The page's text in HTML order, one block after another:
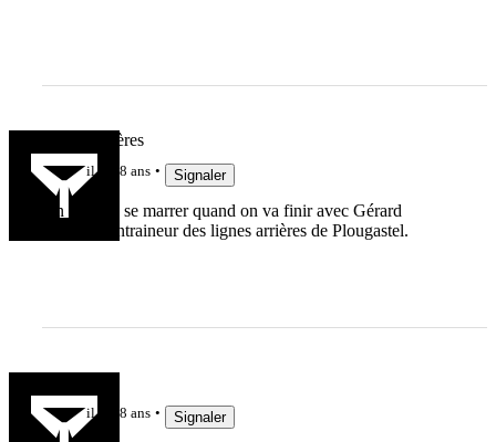
Team Viscères
il y a 8 ans Signaler
On va bien se marrer quand on va finir avec Gérard
Mensoif, entraineur des lignes arrières de Plougastel.
il y a 8 ans Signaler